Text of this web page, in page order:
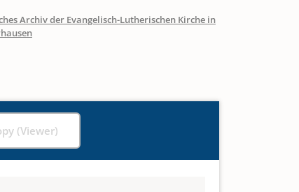
Archiv der Evangelisch-Lutherischen Kirche in
(Viewer)